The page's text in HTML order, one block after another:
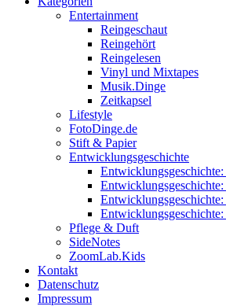
Entertainment
Reingeschaut
Reingehört
Reingelesen
Vinyl und Mixtapes
Musik.Dinge
Zeitkapsel
Lifestyle
FotoDinge.de
Stift & Papier
Entwicklungsgeschichte
Entwicklungsgeschichte:
Entwicklungsgeschichte:
Pflege & Duft
SideNotes
ZoomLab.Kids
Kontakt
Datenschutz
Impressum